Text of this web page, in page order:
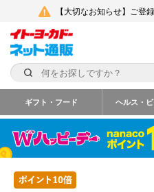
【大切なお知らせ】ご登
ギフト・フード ヘルス・